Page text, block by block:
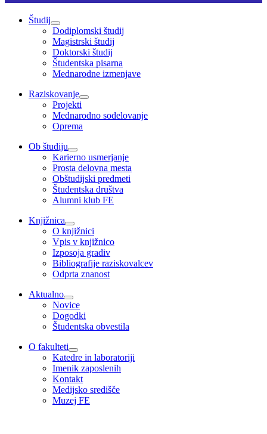
Študij
Dodiplomski študij
Magistrski študij
Doktorski študij
Študentska pisarna
Mednarodne izmenjave
Raziskovanje
Projekti
Mednarodno sodelovanje
Oprema
Ob študiju
Karierno usmerjanje
Prosta delovna mesta
Obštudijski predmeti
Študentska društva
Alumni klub FE
Knjižnica
O knjižnici
Vpis v knjižnico
Izposoja gradiv
Bibliografije raziskovalcev
Odprta znanost
Aktualno
Novice
Dogodki
Študentska obvestila
O fakulteti
Katedre in laboratoriji
Imenik zaposlenih
Kontakt
Medijsko središče
Muzej FE